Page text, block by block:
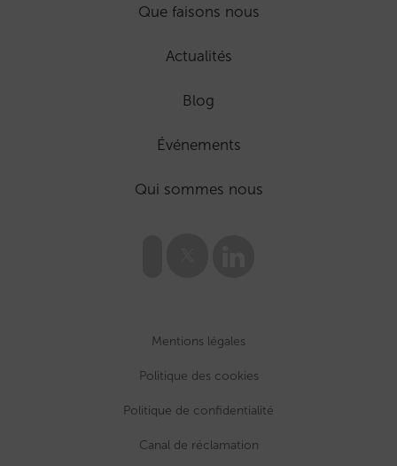
Que faisons nous
Actualités
Blog
Événements
Qui sommes nous
Mentions légales
Politique des cookies
Politique de confidentialité
Canal de réclamation